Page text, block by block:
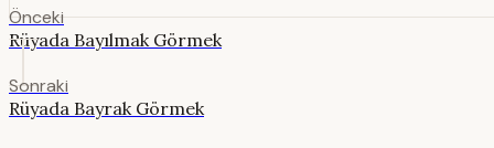
Önceki
Rüyada Bayılmak Görmek
Sonraki
Rüyada Bayrak Görmek